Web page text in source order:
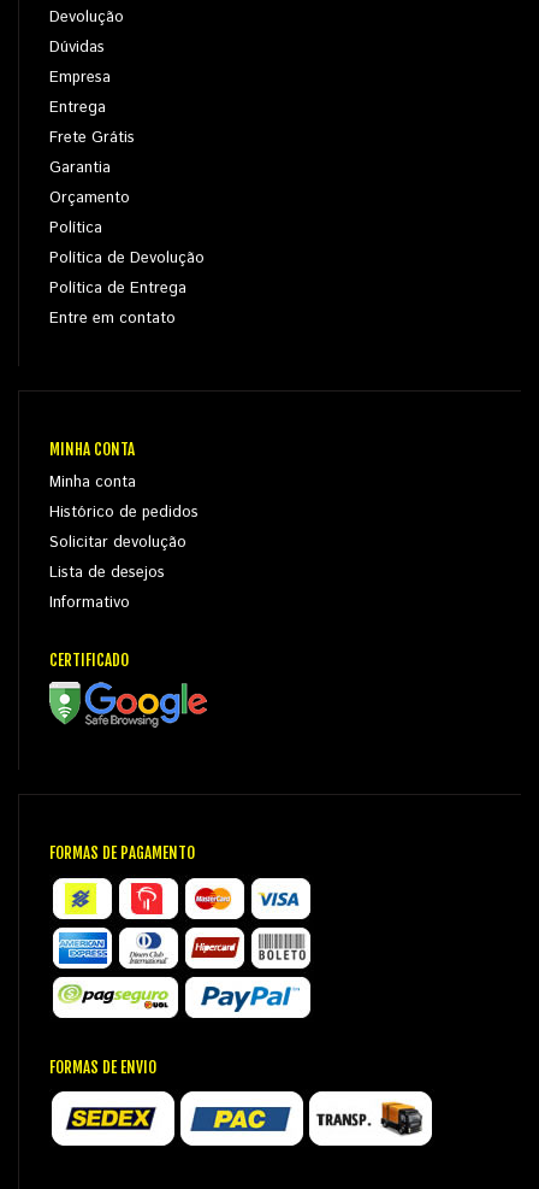
Devolução
Dúvidas
Empresa
Entrega
Frete Grátis
Garantia
Orçamento
Política
Política de Devolução
Política de Entrega
Entre em contato
MINHA CONTA
Minha conta
Histórico de pedidos
Solicitar devolução
Lista de desejos
Informativo
CERTIFICADO
FORMAS DE PAGAMENTO
FORMAS DE ENVIO